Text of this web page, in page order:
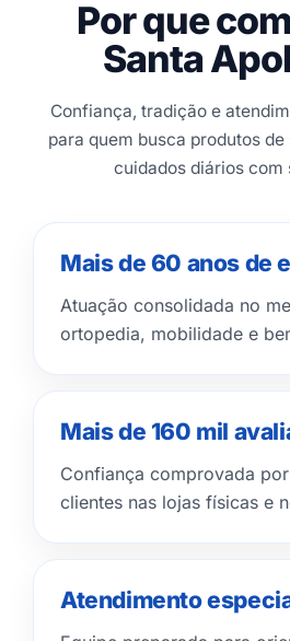
Por que
Santa
Confiança, tradição e
para quem busca produtos
cuidados diários com
Mais de 60 anos de
Atuação consolidada no
ortopedia, mobilidade e
Mais de 160 mil
Confiança comprovada
clientes nas lojas físicas e
Atendimento